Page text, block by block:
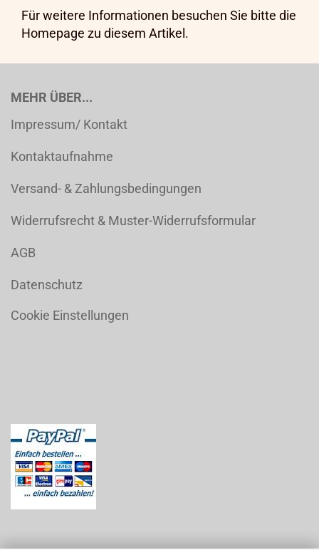
Für weitere Informationen besuchen Sie bitte die
Homepage zu diesem Artikel.
MEHR ÜBER...
Impressum/ Kontakt
Kontaktaufnahme
Versand- & Zahlungsbedingungen
Widerrufsrecht & Muster-Widerrufsformular
AGB
Datenschutz
Cookie Einstellungen